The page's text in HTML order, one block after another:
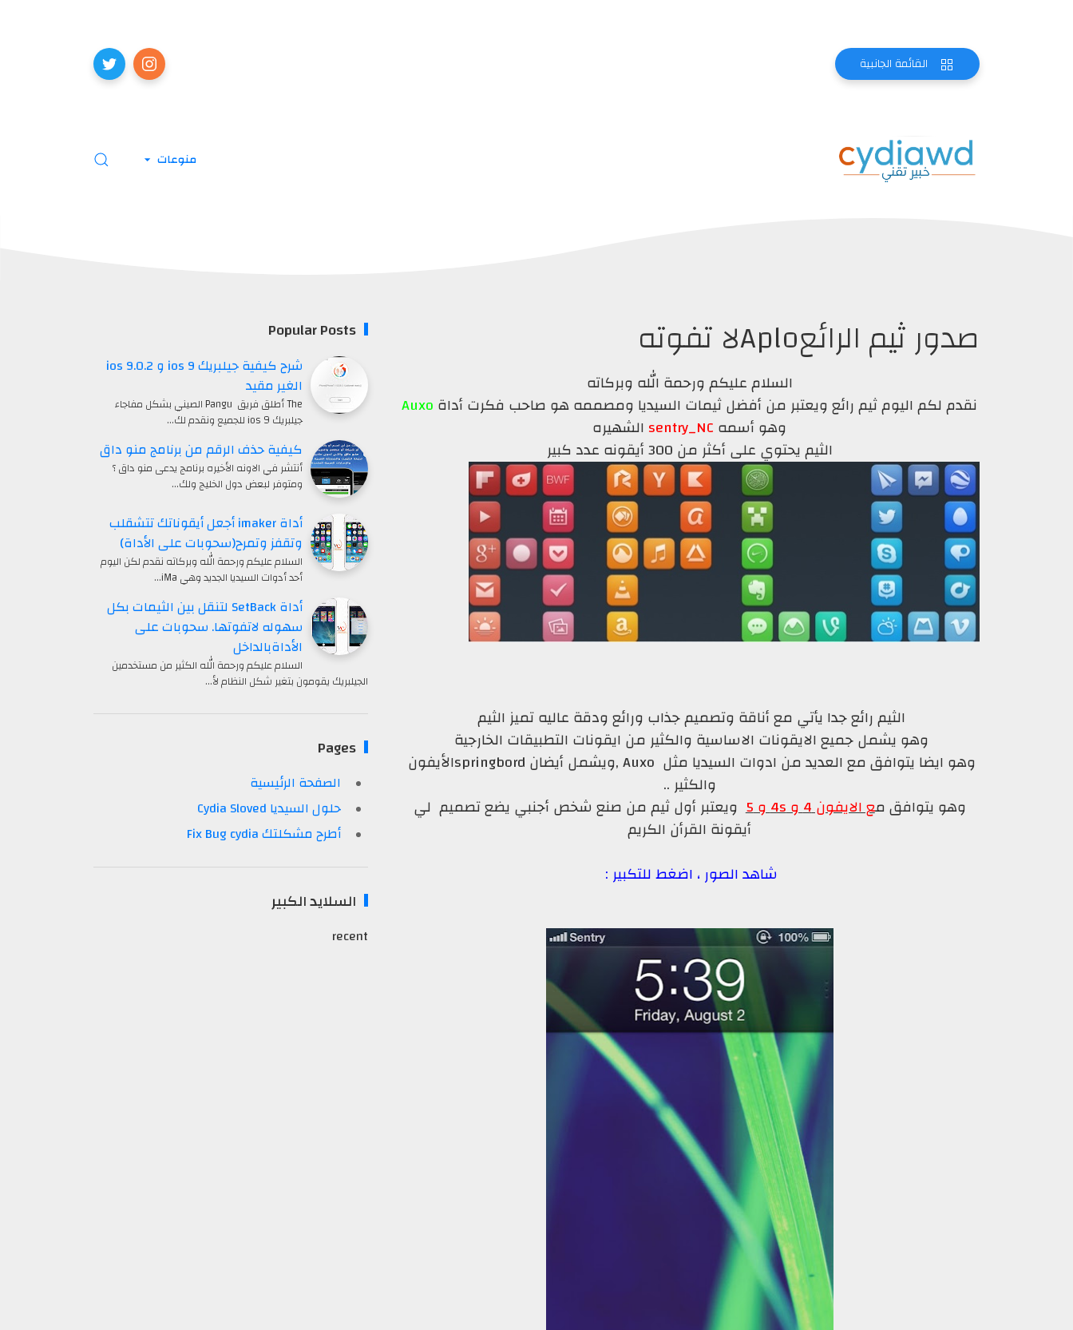
القائمة الجانبية
منوعات
صدور ثيم الرائعAploلا تفوته
السلام عليكم ورحمة الله وبركاته
نقدم لكم اليوم ثيم رائع ويعتبر من أفضل ثيمات السيديا ومصممه هو صاحب فكرت أداة
وهو أسمه
الشهيره
الثيم يحتوي على أكثر من 300 أيقونه عدد كبير
الثيم رائع جدا يأتي مع أناقة وتصميم جذاب ورائع ودقة عاليه تميز الثيم
وهو يشمل جميع الايقونات الاساسية والكثير من ايقونات التطبيقات الخارجية
وهو ايضا يتوافق مع العديد من ادوات السيديا مثل Auxo ,ويشمل أيضان springbordالأيفون
والكثير ..
وهو يتوافق مع الايفون 4 و 4s و 5
ويعتبر أول ثيم من صنع شخص أجنبي يضع تصميم لي
أيقونة القرأن الكريم
شاهد الصور ، اضغط للتكبير :
Popular Posts
شرح كيفية جيلبريك ios 9 و ios 9.0.2
الغير مقيد
The أطلق فريق Pangu الصيني بشكل مفاجاء
جيلبريك ios 9 للجميع ونقدم لك…
كيفية حذف الرقم من برنامج منو داق
أنتشر في الاونه الأخيره برنامج يدعى منو داق ؟
ومتوفر لبعض دول الخليج ولك…
أداة imaker أجعل أيقوناتك تتشقلب
وتقفز وتمرح(سحوبات على الأداة)
السلام عليكم ورحمة الله وبركاته نقدم لكن اليوم
أحد أدوات السيديا الجديد وهي iMa…
أداة SetBack لتنقل بين الثيمات بكل
سهوله لاتفوتها. سحوبات على
الأداةبالداخل
السلام عليكم ورحمة الله الكثير من مستخدمين
الجيلبريك يقومون بتغير شكل النظام لأ…
Pages
الصفحة الرئيسية
حلول السيديا Cydia Sloved
أطرح مشكلتك Fix Bug cydia
السلايد الكبير
recent